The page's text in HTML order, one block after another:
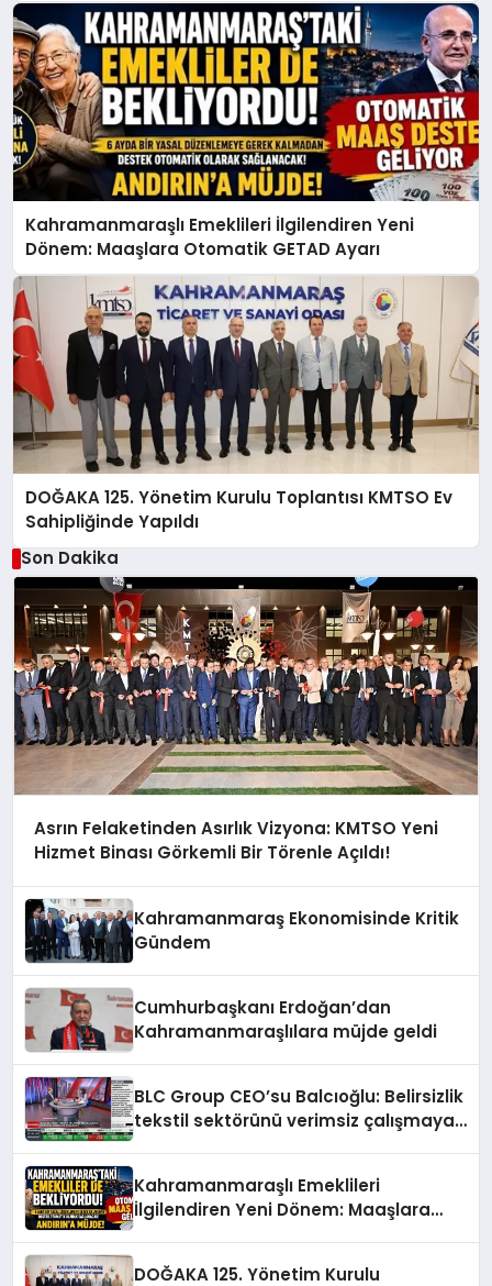
Kahramanmaraşlı Emeklileri İlgilendiren Yeni
Dönem: Maaşlara Otomatik GETAD Ayarı
DOĞAKA 125. Yönetim Kurulu Toplantısı KMTSO Ev
Sahipliğinde Yapıldı
Son Dakika
Asrın Felaketinden Asırlık Vizyona: KMTSO Yeni
Hizmet Binası Görkemli Bir Törenle Açıldı!
Kahramanmaraş Ekonomisinde Kritik
Gündem
Cumhurbaşkanı Erdoğan’dan
Kahramanmaraşlılara müjde geldi
BLC Group CEO’su Balcıoğlu: Belirsizlik
tekstil sektörünü verimsiz çalışmaya
Kahramanmaraşlı Emeklileri
İlgilendiren Yeni Dönem: Maaşlara
DOĞAKA 125. Yönetim Kurulu